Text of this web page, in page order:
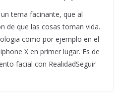
tema facinante, que al
de que las cosas toman vida.
como por ejemplo en el
X en primer lugar. Es de
facial con RealidadSeguir